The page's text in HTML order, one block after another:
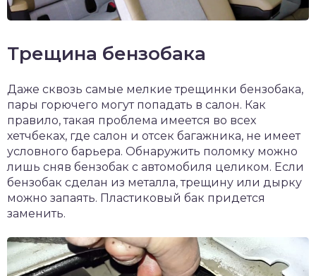
Трещина бензобака
Даже сквозь самые мелкие трещинки бензобака,
пары горючего могут попадать в салон. Как
правило, такая проблема имеется во всех
хетчбеках, где салон и отсек багажника, не имеет
условного барьера. Обнаружить поломку можно
лишь сняв бензобак с автомобиля целиком. Если
бензобак сделан из металла, трещину или дырку
можно запаять. Пластиковый бак придется
заменить.